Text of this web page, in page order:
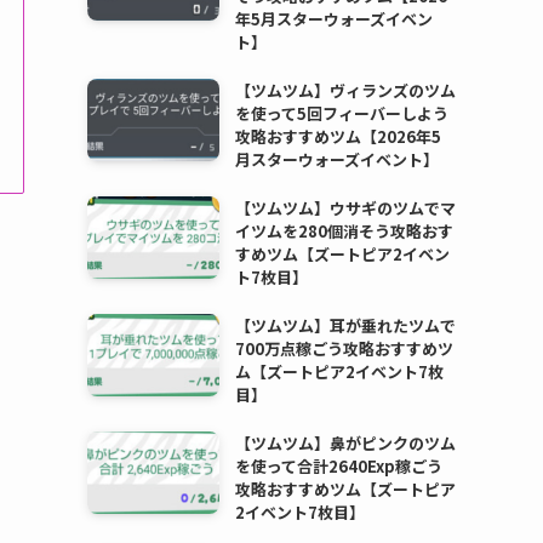
年5月スターウォーズイベン
ト】
【ツムツム】ヴィランズのツム
を使って5回フィーバーしよう
攻略おすすめツム【2026年5
月スターウォーズイベント】
【ツムツム】ウサギのツムでマ
イツムを280個消そう攻略おす
すめツム【ズートピア2イベン
ト7枚目】
【ツムツム】耳が垂れたツムで
700万点稼ごう攻略おすすめツ
ム【ズートピア2イベント7枚
目】
【ツムツム】鼻がピンクのツム
を使って合計2640Exp稼ごう
攻略おすすめツム【ズートピア
2イベント7枚目】